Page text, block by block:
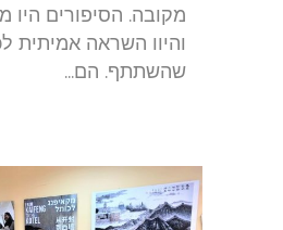
מקובה. הסיפורים היו
והיוו השראה אמיתית
שהשתתף. הם...